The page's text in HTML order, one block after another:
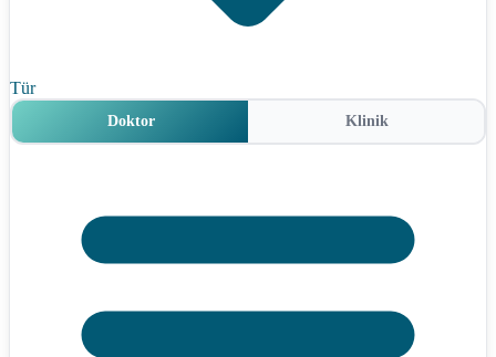
Tür
Doktor Klinik